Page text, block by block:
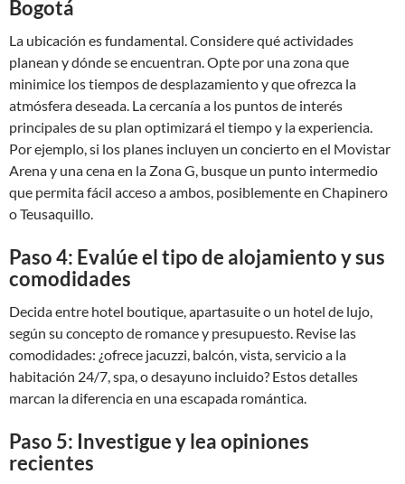
Bogotá
La ubicación es fundamental. Considere qué actividades
planean y dónde se encuentran. Opte por una zona que
minimice los tiempos de desplazamiento y que ofrezca la
atmósfera deseada. La cercanía a los puntos de interés
principales de su plan optimizará el tiempo y la experiencia.
Por ejemplo, si los planes incluyen un concierto en el Movistar
Arena y una cena en la Zona G, busque un punto intermedio
que permita fácil acceso a ambos, posiblemente en Chapinero
o Teusaquillo.
Paso 4: Evalúe el tipo de alojamiento y sus
comodidades
Decida entre hotel boutique, apartasuite o un hotel de lujo,
según su concepto de romance y presupuesto. Revise las
comodidades: ¿ofrece jacuzzi, balcón, vista, servicio a la
habitación 24/7, spa, o desayuno incluido? Estos detalles
marcan la diferencia en una escapada romántica.
Paso 5: Investigue y lea opiniones
recientes